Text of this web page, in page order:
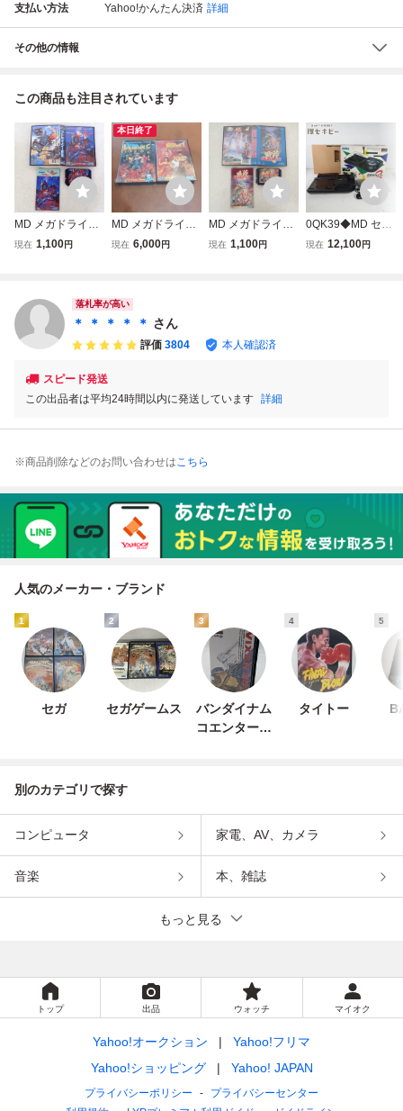
支払い方法 Yahoo!かんたん決済 詳細
その他の情報
この商品も注目されています
MD メガドライブ
ストライダー飛竜
現在 1,100円
本日終了
MD メガドライブ
ベアナックル 怒り
動作確認済み セガ
SEGA
現在 6,000円
MD メガドライブ
GOLDEN AXE ゴ
現在 1,100円
0QK39◆MD セガ
メガドライブ メガ
現在 12,100円
落札率が高い
＊ ＊ ＊ ＊ ＊ さん
評価 3804 本人確認済
スピード発送
この出品者は平均24時間以内に発送しています 詳細
※商品削除などのお問い合わせはこちら
人気のメーカー・ブランド
1
セガ
2
セガゲームス
3
バンダイナム
コエンターテ
4
タイトー
5
別のカテゴリで探す
コンピュータ 家電、AV、カメラ
音楽 本、雑誌
もっと見る
トップ 出品 ウォッチ マイオク
Yahoo!オークション
Yahoo!フリマ
Yahoo!ショッピング
Yahoo! JAPAN
プライバシーポリシー
プライバシーセンター